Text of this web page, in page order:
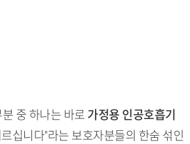
중 하나는 바로 가정용 인공호흡기
십니다"라는 보호자분들의 한숨 섞인